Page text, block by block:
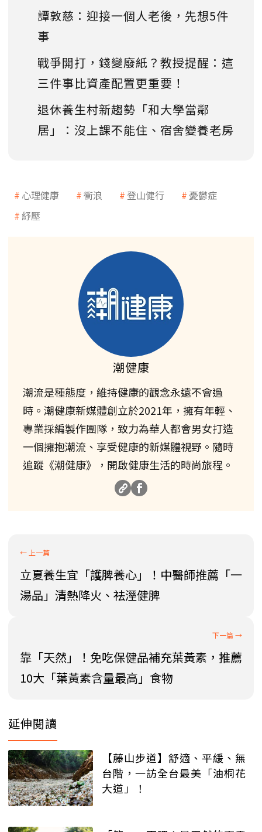
譚敦慈：迎接一個人老後，先想5件
事
戰爭開打，錢變廢紙？教授提醒：這
三件事比資產配置更重要！
退休養生村新趨勢「和大學當鄰
居」：沒上課不能住、宿舍變養老房
心理健康 衝浪 登山健行
憂鬱症
紓壓
潮健康
潮流是種態度，維持健康的觀念永遠不會過
時。潮健康新媒體創立於2021年，擁有年輕、
專業採編製作團隊，致力為華人都會男女打造
一個擁抱潮流、享受健康的新媒體視野。隨時
追蹤《潮健康》，開啟健康生活的時尚旅程。
立夏養生宜「護脾養心」！中醫師推薦「一
湯品」清熱降火、祛溼健脾
靠「天然」！免吃保健品補充葉黃素，推薦
10大「葉黃素含量最高」食物
延伸閱讀
【藤山步道】舒適、平緩、無
台階，一訪全台最美「油桐花
大道」！